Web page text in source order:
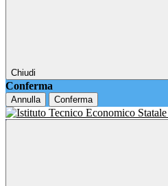
Chiudi
Conferma
Annulla Conferma